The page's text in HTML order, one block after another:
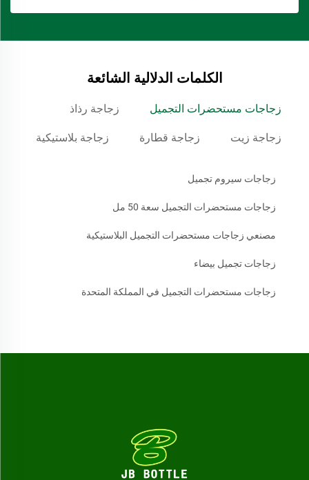
الكلمات الدلالية الشائعة
زجاجات مستحضرات التجميل زجاجة رذاذ
زجاجة زيت زجاجة قطارة زجاجة بلاستيكية
زجاجات سيروم تجميل
زجاجات مستحضرات التجميل سعة 50 مل
مصنعي زجاجات مستحضرات التجميل البلاستيكية
زجاجات تجميل بيضاء
زجاجات مستحضرات التجميل في المملكة المتحدة